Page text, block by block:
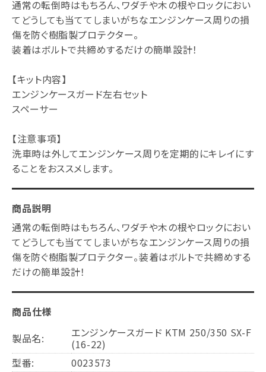
通常の転倒時はもちろん、ワダチや木の根やロックにおい
てどうしても当ててしまいがちなエンジンケース周りの損
傷を防ぐ樹脂製プロテクター。
装着はボルトで共締めするだけの簡単設計！
【キット内容】
エンジンケースガード左右セット
スペーサー
【注意事項】
洗車時は外してエンジンケース周りを定期的にキレイにす
ることをおススメします。
商品説明
通常の転倒時はもちろん、ワダチや木の根やロックにおい
てどうしても当ててしまいがちなエンジンケース周りの損
傷を防ぐ樹脂製プロテクター。装着はボルトで共締めする
だけの簡単設計！
商品仕様
製品名:
エンジンケースガード KTM 250/350 SX-F
(16-22)
型番:
0023573